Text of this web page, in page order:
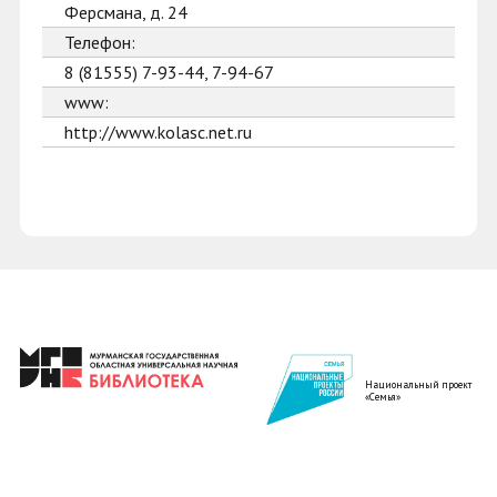
Ферсмана, д. 24
Телефон:
8 (81555) 7-93-44, 7-94-67
www:
http://www.kolasc.net.ru
Национальный проект
«Семья»